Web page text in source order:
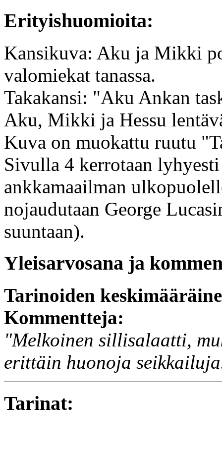
Erityishuomioita:
Kansikuva: Aku ja Mikki
valomiekat tanassa.
Takakansi: "Aku Ankan
Aku, Mikki ja Hessu
Kuva on muokattu ruutu
Sivulla 4 kerrotaan
ankkamaailman
nojaudutaan George
suuntaan).
Yleisarvosana ja
Tarinoiden
Kommentteja:
"Melkoinen sillisalaatti,
erittäin huonoja
Tarinat: